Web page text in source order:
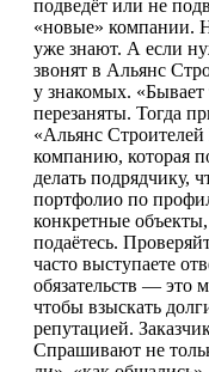
подведёт или не
«новые» компании.
уже знают. А если
звонят в Альянс
у знакомых. «Бывает
перезаняты. Тогда
«Альянс
компанию, которая
делать подрядчику,
портфолио по
конкретные
подаётесь.
часто выступаете
обязательств — это
чтобы взыскать
репутацией.
Спрашивают не